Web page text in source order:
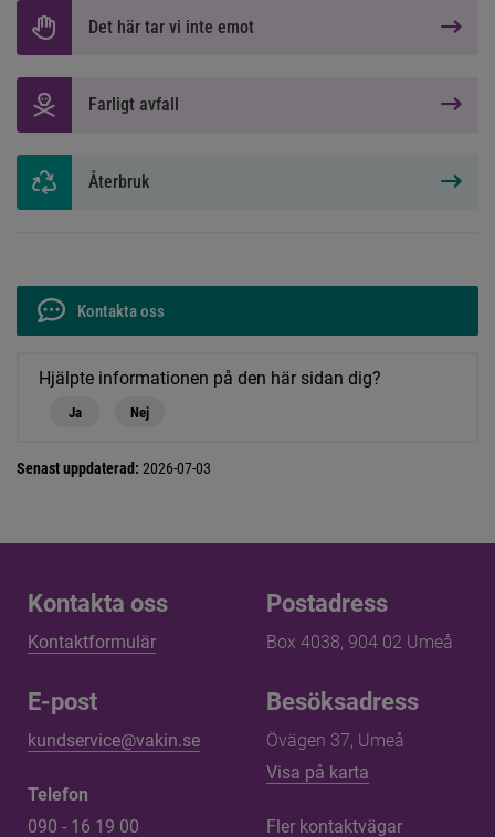
Det här tar vi inte emot
Farligt avfall
Återbruk
Kontakta oss
Hjälpte informationen på den här sidan dig?
Ja Nej
Senast uppdaterad: 2026-07-03
Kontakta oss
Kontakta oss
Kontaktformulär
E-post
kundservice@vakin.se
Telefon
090 - 16 19 00
Postadress
Box 4038, 904 02 Umeå
Besöksadress
Övägen 37, Umeå
Visa på karta
Fler kontaktvägar